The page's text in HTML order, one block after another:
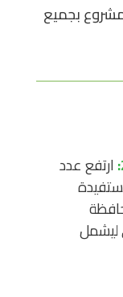
بجميع
ارتفع عدد
أسرة مستفيدة
ليشمل